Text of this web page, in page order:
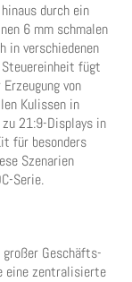
durch ein
6 mm schmalen
in verschiedenen
Steuereinheit fügt
von
Kulissen in
21:9-Displays in
für besonders
Szenarien
Serie.
großer Geschäfts-
eine zentralisierte